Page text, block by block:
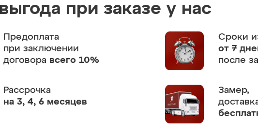
при заказе у нас
Предоплата
при заключении
договора всего 10%
Сроки
от 7
после
Рассрочка
на 3, 4, 6 месяцев
Замер,